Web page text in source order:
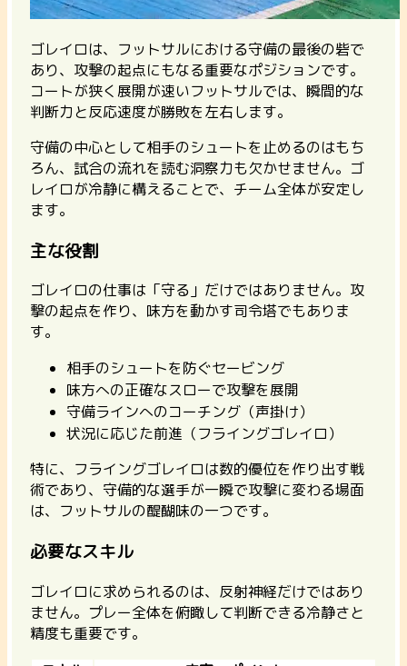
ゴレイロは、フットサルにおける守備の最後の砦で
あり、攻撃の起点にもなる重要なポジションです。
コートが狭く展開が速いフットサルでは、瞬間的な
判断力と反応速度が勝敗を左右します。
守備の中心として相手のシュートを止めるのはもち
ろん、試合の流れを読む洞察力も欠かせません。ゴ
レイロが冷静に構えることで、チーム全体が安定し
ます。
主な役割
ゴレイロの仕事は「守る」だけではありません。攻
撃の起点を作り、味方を動かす司令塔でもありま
す。
相手のシュートを防ぐセービング
味方への正確なスローで攻撃を展開
守備ラインへのコーチング（声掛け）
状況に応じた前進（フライングゴレイロ）
特に、フライングゴレイロは数的優位を作り出す戦
術であり、守備的な選手が一瞬で攻撃に変わる場面
は、フットサルの醍醐味の一つです。
必要なスキル
ゴレイロに求められるのは、反射神経だけではあり
ません。プレー全体を俯瞰して判断できる冷静さと
精度も重要です。